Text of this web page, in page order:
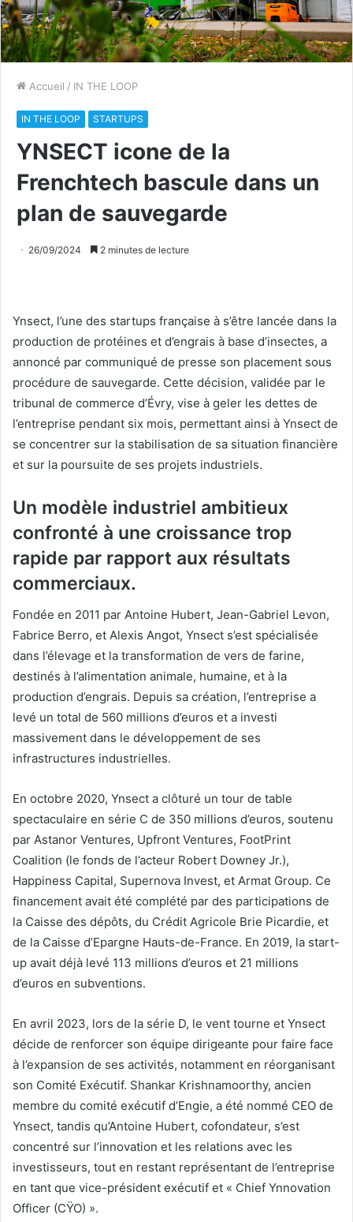
Accueil / IN THE LOOP
IN THE LOOP STARTUPS
YNSECT icone de la
Frenchtech bascule dans un
plan de sauvegarde
26/09/2024 2 minutes de lecture
Ynsect, l’une des startups française à s’être lancée dans la
production de protéines et d’engrais à base d’insectes, a
annoncé par communiqué de presse son placement sous
procédure de sauvegarde. Cette décision, validée par le
tribunal de commerce d’Évry, vise à geler les dettes de
l’entreprise pendant six mois, permettant ainsi à Ynsect de
se concentrer sur la stabilisation de sa situation financière
et sur la poursuite de ses projets industriels.
Un modèle industriel ambitieux
confronté à une croissance trop
rapide par rapport aux résultats
commerciaux.
Fondée en 2011 par Antoine Hubert, Jean-Gabriel Levon,
Fabrice Berro, et Alexis Angot, Ynsect s’est spécialisée
dans l’élevage et la transformation de vers de farine,
destinés à l’alimentation animale, humaine, et à la
production d’engrais. Depuis sa création, l’entreprise a
levé un total de 560 millions d’euros et a investi
massivement dans le développement de ses
infrastructures industrielles.
En octobre 2020, Ynsect a clôturé un tour de table
spectaculaire en série C de 350 millions d’euros, soutenu
par Astanor Ventures, Upfront Ventures, FootPrint
Coalition (le fonds de l’acteur Robert Downey Jr.),
Happiness Capital, Supernova Invest, et Armat Group. Ce
financement avait été complété par des participations de
la Caisse des dépôts, du Crédit Agricole Brie Picardie, et
de la Caisse d’Epargne Hauts-de-France. En 2019, la start-
up avait déjà levé 113 millions d’euros et 21 millions
d’euros en subventions.
En avril 2023, lors de la série D, le vent tourne et Ynsect
décide de renforcer son équipe dirigeante pour faire face
à l’expansion de ses activités, notamment en réorganisant
son Comité Exécutif. Shankar Krishnamoorthy, ancien
membre du comité exécutif d’Engie, a été nommé CEO de
Ynsect, tandis qu’Antoine Hubert, cofondateur, s’est
concentré sur l’innovation et les relations avec les
investisseurs, tout en restant représentant de l’entreprise
en tant que vice-président exécutif et « Chief Ynnovation
Officer (CŸO) ».